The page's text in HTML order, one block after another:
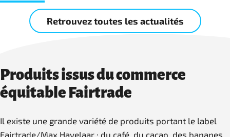
Retrouvez toutes les actualités
Produits issus du commerce
équitable Fairtrade
Il existe une grande variété de produits portant le label
Fairtrade/Max Havelaar : du café, du cacao, des bananes,